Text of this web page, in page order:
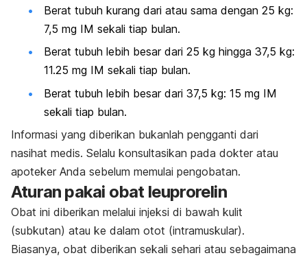
Berat tubuh kurang dari atau sama dengan 25 kg:
7,5 mg IM sekali tiap bulan.
Berat tubuh lebih besar dari 25 kg hingga 37,5 kg:
11.25 mg IM sekali tiap bulan.
Berat tubuh lebih besar dari 37,5 kg: 15 mg IM
sekali tiap bulan.
Informasi yang diberikan bukanlah pengganti dari
nasihat medis. Selalu konsultasikan pada dokter atau
apoteker Anda sebelum memulai pengobatan.
Aturan pakai obat leuprorelin
Obat ini diberikan melalui injeksi di bawah kulit
(subkutan) atau ke dalam otot (intramuskular).
Biasanya, obat diberikan sekali sehari atau sebagaimana